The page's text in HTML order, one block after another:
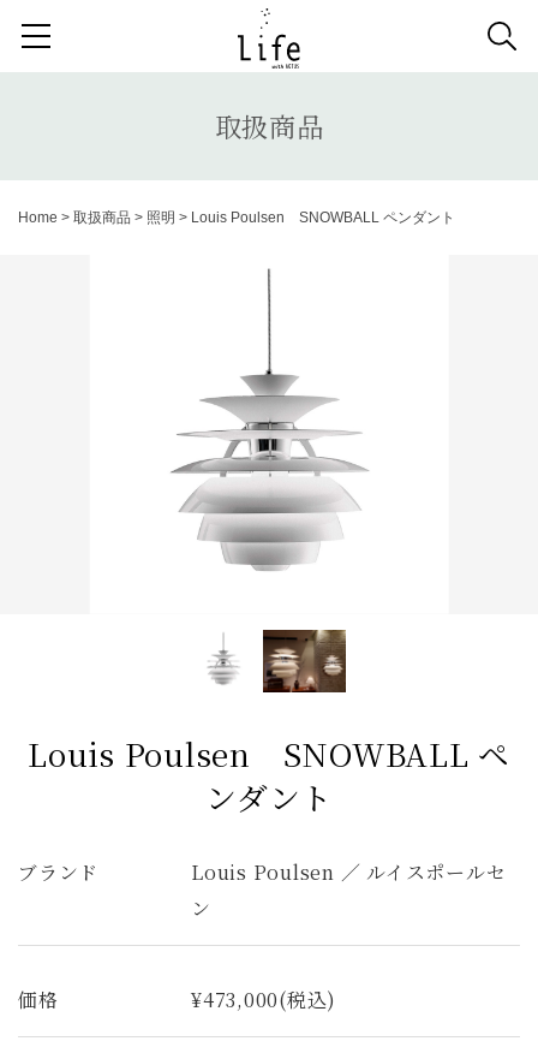
検索する記事の種類：
納品事例 News
キーワードから記事を探す
1人掛けソファ
カウチソファ
ファブリック コレクション
ベンチ ベッド
テラス AVボード
収納家具 デスク
2人掛けソファ リビングテーブル
取扱商品
Home > 取扱商品 > 照明 > Louis Poulsen SNOWBALL ペンダント
Louis Poulsen SNOWBALL ペ
ンダント
ブランド
Louis Poulsen ／ ルイスポールセ
ン
価格 ¥473,000(税込)